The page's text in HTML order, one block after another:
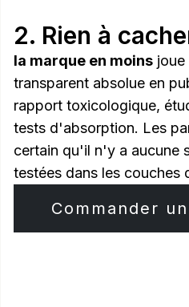
2. Rien à
la marque en moins joue
transparent absolue en
rapport toxicologique,
tests d'absorption. Les
certain qu'il n'y a aucune
testées dans les couches
Commander